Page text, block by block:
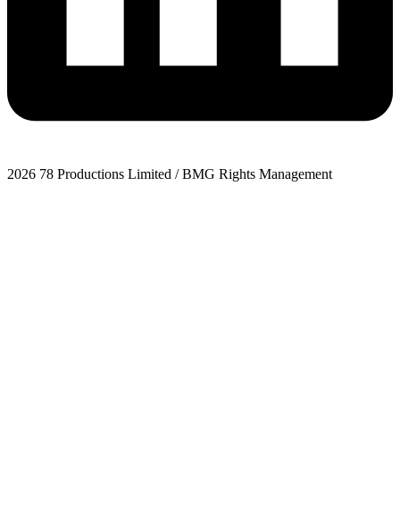
2026 78 Productions Limited / BMG Rights Management